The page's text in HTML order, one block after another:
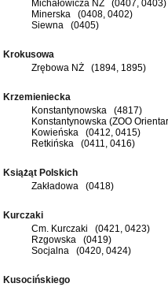
Michałowicza NŻ (0407, 0403)
Minerska (0408, 0402)
Siewna (0405)
Krokusowa
Zrębowa NŻ (1894, 1895)
Krzemieniecka
Konstantynowska (4817)
Konstantynowska (ZOO
Kowieńska (0412, 0415)
Retkińska (0411, 0416)
Książąt Polskich
Zakładowa (0418)
Kurczaki
Cm. Kurczaki (0421, 0423)
Rzgowska (0419)
Socjalna (0420, 0424)
Kusocińskiego